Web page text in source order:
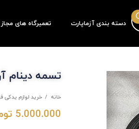
دسته بندی آزماپارت تعمیرگاه های مجاز
تسمه دینام آریزو
خانه خرید لوازم یدکی
5.000.000